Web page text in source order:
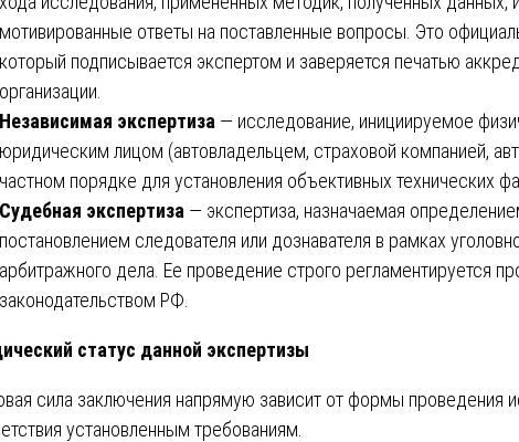
мотивированные ответы на поставленные вопросы. Это
который подписывается экспертом и заверяется печатью
организации.
Независимая экспертиза — исследование, инициируемое
юридическим лицом (автовладельцем, страховой компанией,
частном порядке для установления объективных технических
Судебная экспертиза — экспертиза, назначаемая
постановлением следователя или дознавателя в рамках
арбитражного дела. Ее проведение строго регламентируется
законодательством РФ.
статус данной экспертизы
сила заключения напрямую зависит от формы проведения
установленным требованиям.